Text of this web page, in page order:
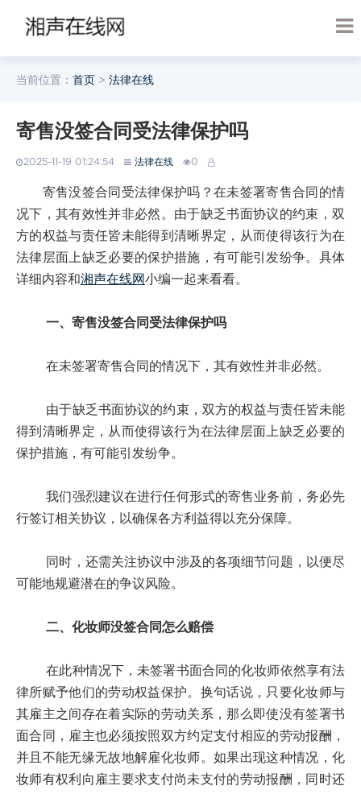
当前位置： 首页 > 法律在线
寄售没签合同受法律保护吗
2025-11-19 01:24:54 法律在线 0
寄售没签合同受法律保护吗？在未签署寄售合同的情
况下，其有效性并非必然。由于缺乏书面协议的约束，双
方的权益与责任皆未能得到清晰界定，从而使得该行为在
法律层面上缺乏必要的保护措施，有可能引发纷争。具体
详细内容和湘声在线网小编一起来看看。
一、寄售没签合同受法律保护吗
在未签署寄售合同的情况下，其有效性并非必然。
由于缺乏书面协议的约束，双方的权益与责任皆未能
得到清晰界定，从而使得该行为在法律层面上缺乏必要的
保护措施，有可能引发纷争。
我们强烈建议在进行任何形式的寄售业务前，务必先
行签订相关协议，以确保各方利益得以充分保障。
同时，还需关注协议中涉及的各项细节问题，以便尽
可能地规避潜在的争议风险。
二、化妆师没签合同怎么赔偿
在此种情况下，未签署书面合同的化妆师依然享有法
律所赋予他们的劳动权益保护。换句话说，只要化妆师与
其雇主之间存在着实际的劳动关系，那么即使没有签署书
面合同，雇主也必须按照双方约定支付相应的劳动报酬，
并且不能无缘无故地解雇化妆师。如果出现这种情况，化
妆师有权利向雇主要求支付尚未支付的劳动报酬，同时还